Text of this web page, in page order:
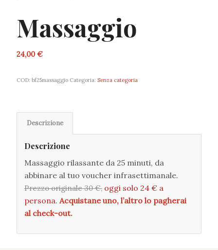
Massaggio
24,00€
COD: bf25massaggio Categoria: Senza categoria
Descrizione
Descrizione
Massaggio rilassante da 25 minuti, da
abbinare al tuo voucher infrasettimanale.
Prezzo originale 30 €, oggi solo 24 € a
persona. Acquistane uno, l’altro lo pagherai
al check-out.